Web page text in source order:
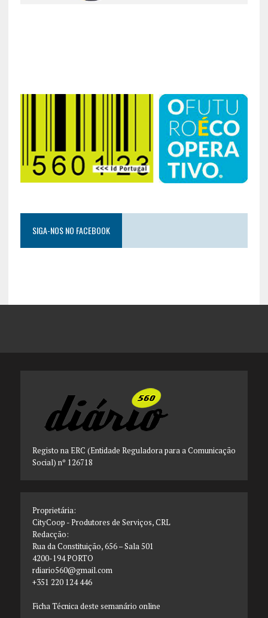
SIGA-NOS NO FACEBOOK
Registo na ERC (Entidade Reguladora para a Comunicação
Social) nº 126718
Proprietária:
CityCoop - Produtores de Serviços, CRL
Redacção:
Rua da Constituição, 656 – Sala 501
4200-194 PORTO
rdiario560@gmail.com
+351 220 124 446
Ficha Técnica deste semanário online